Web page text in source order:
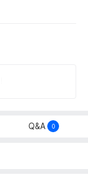
Q&A 0